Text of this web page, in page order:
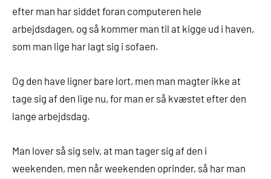
efter man har siddet foran computeren hele
arbejdsdagen, og så kommer man til at kigge ud i haven,
som man lige har lagt sig i sofaen.
Og den have ligner bare lort, men man magter ikke at
tage sig af den lige nu, for man er så kvæstet efter den
lange arbejdsdag.
Man lover så sig selv, at man tager sig af den i
weekenden, men når weekenden oprinder, så har man